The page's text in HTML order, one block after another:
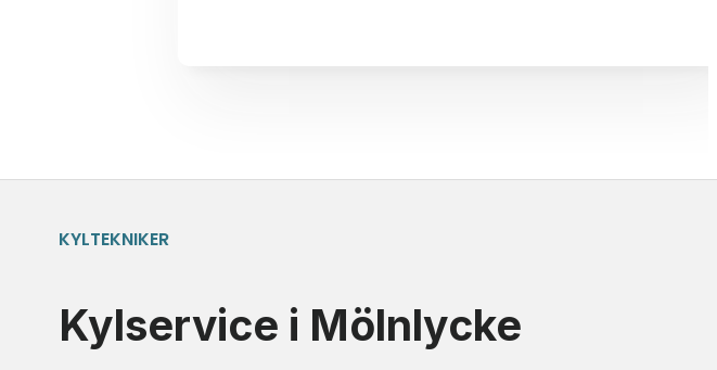
Kylservice i Mölnlycke
KYLTEKNIKER